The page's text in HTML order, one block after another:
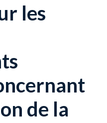
les
de la